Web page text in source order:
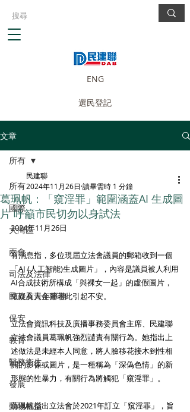
ENG
選民登記
文章
所有
國際
大灣區
兩會
司法及法律
民政及青年事務
保安
教育
醫務衛生
發展
動物權益
所有
葛珮帆：「窺淫罪」範圍涵蓋AI 生成圖
片 呼籲市民切勿以身試法
民建聯
2024年11月26日 讀畢需時 1 分鐘
2024年11月26日
有消息指，多位現屆立法會議員的郵箱收到一個
「AI (人工智能)生成圖片」，內容是議員被人利用
AI合成技術所構成「與裸女一起」的虛假圖片，
懷疑有人企圖藉此引起不安。
立法會資訊科技及廣播事務委員會主席、民建聯
立法會議員葛珮帆強烈譴責有關行為。她指出上
述做法是未經本人同意，將人臉移花接木到性相
關的影像或圖片，是一種稱為「深偽色情」的新
形態的性暴力，有關行為將觸犯「窺淫罪」。
葛珮帆指出立法會於2021年訂立「窺淫罪」，旨